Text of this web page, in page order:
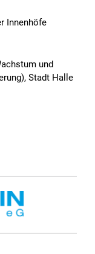
bis zur
Innenhöfe
und
Stadt Halle